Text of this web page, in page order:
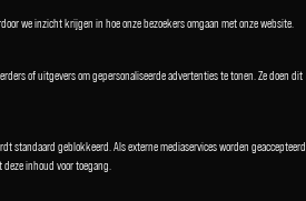
we inzicht krijgen in hoe onze bezoekers omgaan met onze website.
of uitgevers om gepersonaliseerde advertenties te tonen. Ze doen dit
standaard geblokkeerd. Als externe mediaservices worden geaccepteerd,
inhoud voor toegang.